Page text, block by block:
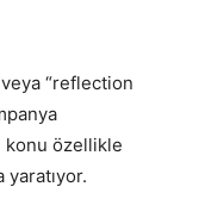
“reflection
konu özellikle
yaratıyor.